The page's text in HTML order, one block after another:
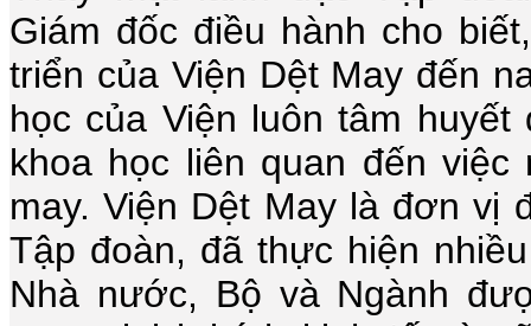
Giám đốc điều hành cho
triển của Viện Dệt May đến
học của Viện luôn tâm
khoa học liên quan đến
may. Viện Dệt May là đơn vị
Tập đoàn, đã thực hiện
Nhà nước, Bộ và Ngành